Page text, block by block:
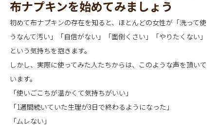
布ナプキンを始めてみましょう
初めて布ナプキンの存在を知ると、ほとんどの女性が「洗って使
うなんて汚い」「自信がない」「面倒くさい」「やりたくない」
という気持ちを抱きます。
しかし、実際に使ってみた人たちからは、このような声を頂いて
います。
「使いごこちが温かくて気持ちがいい」
「1週間続いていた生理が3日で終わるようになった」
「ムレない」